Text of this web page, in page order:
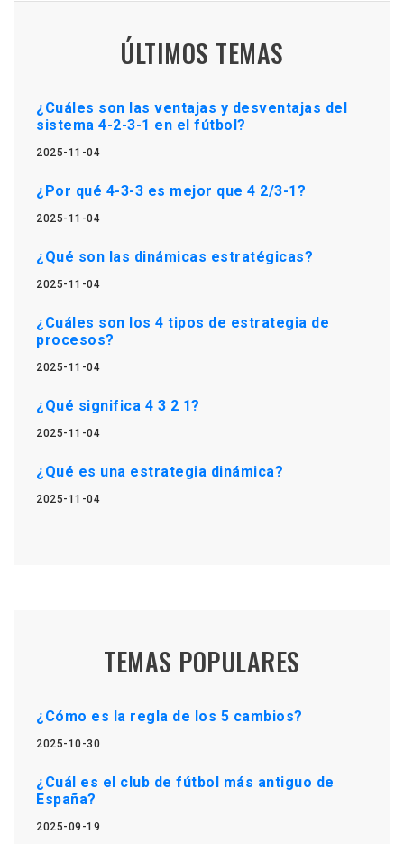
ÚLTIMOS TEMAS
¿Cuáles son las ventajas y desventajas del
sistema 4-2-3-1 en el fútbol?
2025-11-04
¿Por qué 4-3-3 es mejor que 4 2/3-1?
2025-11-04
¿Qué son las dinámicas estratégicas?
2025-11-04
¿Cuáles son los 4 tipos de estrategia de
procesos?
2025-11-04
¿Qué significa 4 3 2 1?
2025-11-04
¿Qué es una estrategia dinámica?
2025-11-04
TEMAS POPULARES
¿Cómo es la regla de los 5 cambios?
2025-10-30
¿Cuál es el club de fútbol más antiguo de
España?
2025-09-19